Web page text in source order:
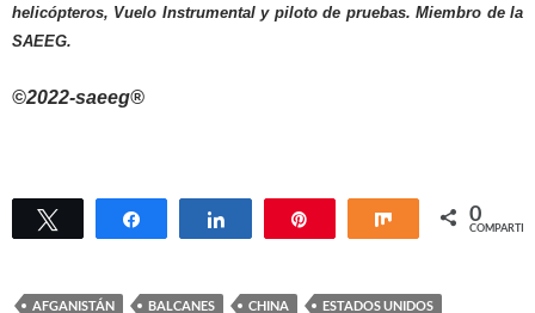
helicópteros, Vuelo Instrumental y piloto de pruebas. Miembro de la
SAEEG.
©2022-saeeg®
Twittear Compartir Compartir Compartir
0
COMPARTIR
AFGANISTÁN BALCANES CHINA
ESTADOS UNIDOS